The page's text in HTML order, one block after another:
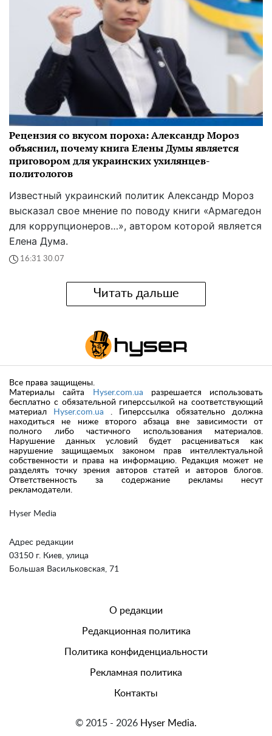
Рецензия со вкусом пороха: Александр Мороз
объяснил, почему книга Елены Думы является
приговором для украинских ухилянцев-
политологов
Известный украинский политик Александр Мороз
высказал свое мнение по поводу книги «Армагедон
для коррупционеров…», автором которой является
Елена Дума.
16:31 30.07
Читать дальше
Hyser Media
Адрес редакции
03150 г. Киев, улица
Большая Васильковская, 71
Все права защищены.
Материалы сайта
Hyser.com.ua разрешается использовать
бесплатно с обязательной гиперссылкой на соответствующий
материал
Hyser.com.ua . Гиперссылка обязательно должна
находиться не ниже второго абзаца вне зависимости от
полного либо частичного использования материалов.
Нарушение данных условий будет расцениваться как
нарушение защищаемых законом прав интеллектуальной
собственности и права на информацию. Редакция может не
разделять точку зрения авторов статей и авторов блогов.
Ответственность за содержание рекламы несут
рекламодатели.
О редакции
Редакционная политика
Политика конфиденциальности
Рекламная политика
Контакты
© 2015 - 2026 Hyser Media.